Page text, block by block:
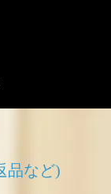
品など)